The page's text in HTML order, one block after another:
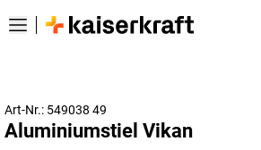
Art-Nr.: 549038 49
Aluminiumstiel Vikan